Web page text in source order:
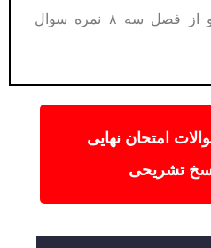
نمره، از فصل دو ۸ نمره و از فصل سه ۸ نمره سوال
امتحان نهایی
تشریحی